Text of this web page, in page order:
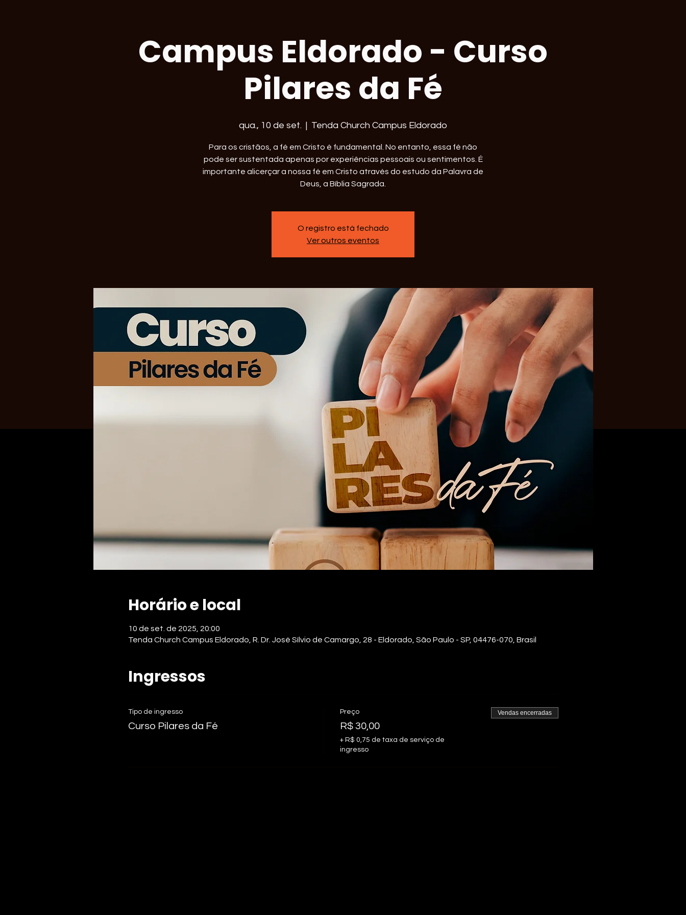
Campus Eldorado - Curso
Pilares da Fé
qua., 10 de set.
  |
Tenda Church Campus Eldorado
Para os cristãos, a fé em Cristo é fundamental. No entanto, essa fé não
pode ser sustentada apenas por experiências pessoais ou sentimentos. É
importante alicerçar a nossa fé em Cristo através do estudo da Palavra de
Deus, a Bíblia Sagrada.
O registro está fechado
Ver outros eventos
Horário e local
10 de set. de 2025, 20:00
Tenda Church Campus Eldorado, R. Dr. José Sílvio de Camargo, 28 - Eldorado, São Paulo - SP, 04476-070, Brasil
Ingressos
Tipo de ingresso
Curso Pilares da Fé
Preço
R$ 30,00
+ R$ 0,75 de taxa de serviço de
ingresso
Vendas encerradas